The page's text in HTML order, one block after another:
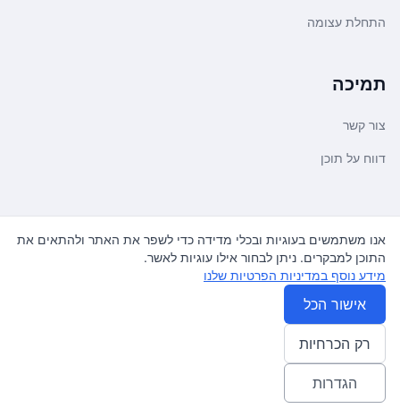
התחלת עצומה
תמיכה
צור קשר
דווח על תוכן
משפטי ועדכונים
מדיניות פרטיות
תנאי שימוש
© 2026 עצומה. כל הזכויות שמורות.
אנו משתמשים בעוגיות ובכלי מדידה כדי לשפר את האתר ולהתאים את
התוכן למבקרים. ניתן לבחור אילו עוגיות לאשר.
מידע נוסף במדיניות הפרטיות שלנו
אישור הכל
רק הכרחיות
הגדרות